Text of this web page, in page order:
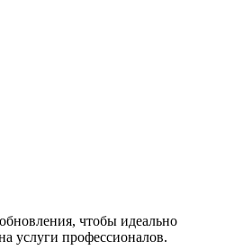
чтобы идеально
услуги профессионалов.